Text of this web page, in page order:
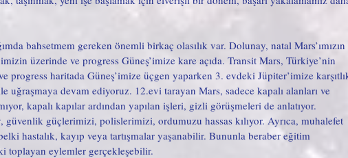
bahsetmem gereken önemli birkaç olasılık var. Dolunay, natal Mars’ımızın
üzerinde ve progress Güneş’imize kare açıda. Transit Mars, Türkiye’nin
progress haritada Güneş’imize üçgen yaparken 3. evdeki Jüpiter’imize
uğraşmaya devam ediyoruz. 12.evi tarayan Mars, sadece kapalı alanları ve
kapalı kapılar ardından yapılan işleri, gizli görüşmeleri de anlatıyor.
güvenlik güçlerimizi, polislerimizi, ordumuzu hassas kılıyor. Ayrıca, muhalefet
hastalık, kayıp veya tartışmalar yaşanabilir. Bununla beraber eğitim
toplayan eylemler gerçekleşebilir.